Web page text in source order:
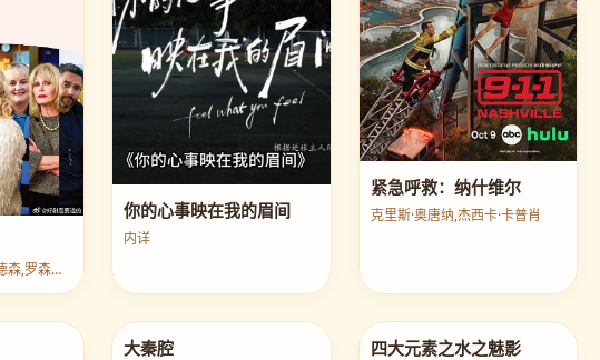
露茜·彭奇,塞缪尔·安德森,罗森达·桑德尔
你的心事映在我的眉间
内详
紧急呼救：纳什维尔
克里斯·奥唐纳,杰西卡·卡普肖